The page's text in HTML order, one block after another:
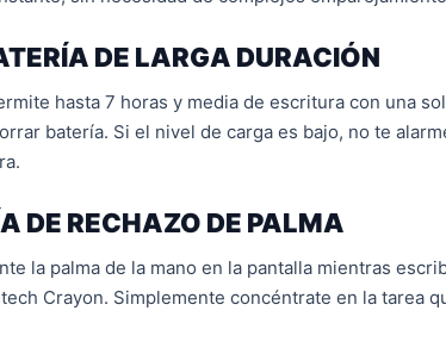
DE LARGA DURACIÓN
hasta 7 horas y media de escritura con una
batería. Si el nivel de carga es bajo, no te
DE RECHAZO DE PALMA
la palma de la mano en la pantalla mientras
Crayon. Simplemente concéntrate en la tarea